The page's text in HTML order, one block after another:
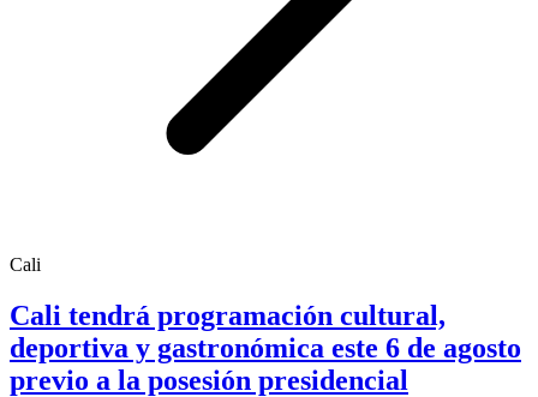
Cali
Cali tendrá programación cultural,
deportiva y gastronómica este 6 de agosto
previo a la posesión presidencial